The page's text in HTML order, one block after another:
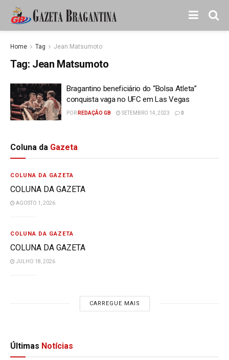
Home Tag Jean Matsumoto
Tag: Jean Matsumoto
Bragantino beneficiário do “Bolsa Atleta”
conquista vaga no UFC em Las Vegas
POR REDAÇÃO GB SETEMBRO 14, 2023 0
Coluna da Gazeta
COLUNA DA GAZETA
COLUNA DA GAZETA
AGOSTO 1, 2026
COLUNA DA GAZETA
COLUNA DA GAZETA
JULHO 18, 2026
CARREGUE MAIS
Últimas Notícias